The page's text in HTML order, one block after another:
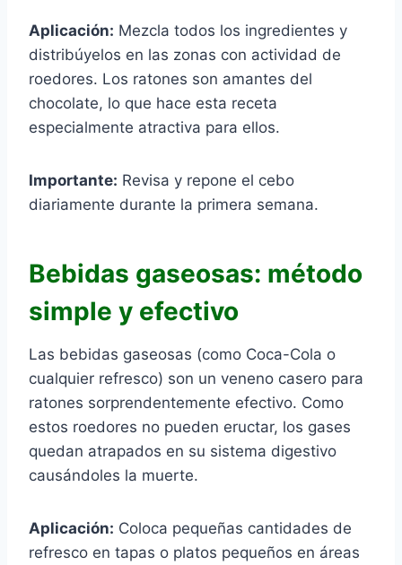
Aplicación: Mezcla todos los ingredientes y
distribúyelos en las zonas con actividad de
roedores. Los ratones son amantes del
chocolate, lo que hace esta receta
especialmente atractiva para ellos.
Importante: Revisa y repone el cebo
diariamente durante la primera semana.
Bebidas gaseosas: método
simple y efectivo
Las bebidas gaseosas (como Coca-Cola o
cualquier refresco) son un veneno casero para
ratones sorprendentemente efectivo. Como
estos roedores no pueden eructar, los gases
quedan atrapados en su sistema digestivo
causándoles la muerte.
Aplicación: Coloca pequeñas cantidades de
refresco en tapas o platos pequeños en áreas